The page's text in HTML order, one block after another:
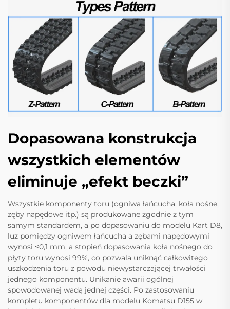
Dopasowana konstrukcja
wszystkich elementów
eliminuje „efekt beczki”
Wszystkie komponenty toru (ogniwa łańcucha, koła nośne,
zęby napędowe itp.) są produkowane zgodnie z tym
samym standardem, a po dopasowaniu do modelu Kart D8,
luz pomiędzy ogniwem łańcucha a zębami napędowymi
wynosi ≤0,1 mm, a stopień dopasowania koła nośnego do
płyty toru wynosi 99%, co pozwala uniknąć całkowitego
uszkodzenia toru z powodu niewystarczającej trwałości
jednego komponentu. Unikanie awarii ogólnej
spowodowanej wadą jednej części. Po zastosowaniu
kompletu komponentów dla modelu Komatsu D155 w